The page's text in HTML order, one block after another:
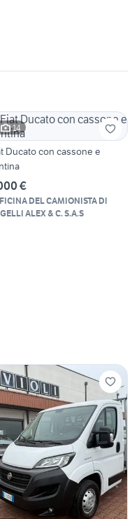
14
Ducato con cassone e
€
DEL CAMIONISTA DI
ALEX & C. S.A.S